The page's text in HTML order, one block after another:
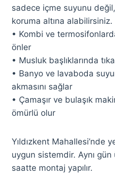
sadece içme suyunu
koruma altına alabilirsiniz.
• Kombi ve
önler
• Musluk başlıklarında
• Banyo ve lavaboda
akmasını sağlar
• Çamaşır ve bulaşık
ömürlü olur
Yıldızkent Mahallesi’nde
uygun sistemdir. Aynı
saatte montaj yapılır.